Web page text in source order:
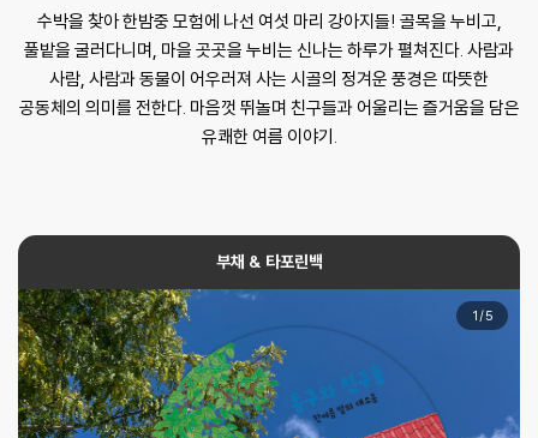
서로 친구가 될 수 없다고 생각했던 양과 늑대. 하지만 별과 별 사이 캄캄한
어둠이 있어서 별이 더 밝게 빛나는 것처럼, ‘사이’의 진짜 의미를
찾아간다. 우리 사이의 틈이 오히려 관계를 더 풍요롭게 만든다는 사실을
전하는 그림책. 관계 맺기가 서툰 아이들에게 따뜻한 응원이 되어줄
것이다.
부채 & 타포린백
1/5